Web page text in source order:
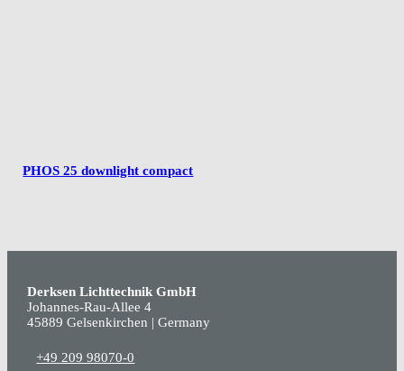
PHOS 25 downlight compact
Derksen Lichttechnik GmbH
Johannes-Rau-Allee 4
45889 Gelsenkirchen | Germany
+49 209 98070-0